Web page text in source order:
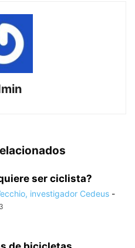
ser ciclista?
investigador Cedeus -